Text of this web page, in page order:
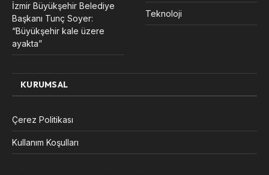
İzmir Büyükşehir Belediye
Başkanı Tunç Soyer:
“Büyükşehir kale üzere
ayakta”
Teknoloji
KURUMSAL
Çerez Politikası
Kullanım Koşulları